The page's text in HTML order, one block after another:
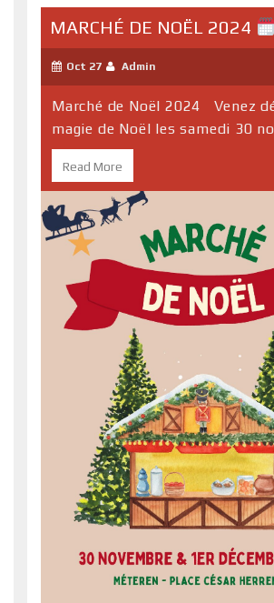
MARCHÉ DE NOËL 2024
Oct 27 Admin
Marché de Noël 2024 Venez
magie de Noël les samedi 30
Read More